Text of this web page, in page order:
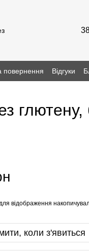
повернення Відгуки
глютену,
для відображення
коли з'явиться